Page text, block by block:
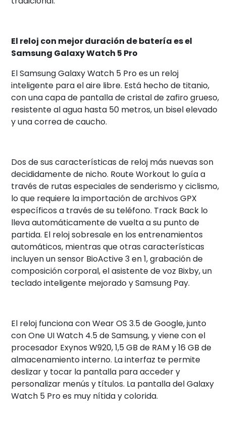
El reloj con mejor duración de batería es el
Samsung Galaxy Watch 5 Pro
El Samsung Galaxy Watch 5 Pro es un reloj
inteligente para el aire libre. Está hecho de titanio,
con una capa de pantalla de cristal de zafiro grueso,
resistente al agua hasta 50 metros, un bisel elevado
y una correa de caucho.
Dos de sus características de reloj más nuevas son
decididamente de nicho. Route Workout lo guía a
través de rutas especiales de senderismo y ciclismo,
lo que requiere la importación de archivos GPX
específicos a través de su teléfono. Track Back lo
lleva automáticamente de vuelta a su punto de
partida. El reloj sobresale en los entrenamientos
automáticos, mientras que otras características
incluyen un sensor BioActive 3 en 1, grabación de
composición corporal, el asistente de voz Bixby, un
teclado inteligente mejorado y Samsung Pay.
El reloj funciona con Wear OS 3.5 de Google, junto
con One UI Watch 4.5 de Samsung, y viene con el
procesador Exynos W920, 1,5 GB de RAM y 16 GB de
almacenamiento interno. La interfaz te permite
deslizar y tocar la pantalla para acceder y
personalizar menús y títulos. La pantalla del Galaxy
Watch 5 Pro es muy nítida y colorida.